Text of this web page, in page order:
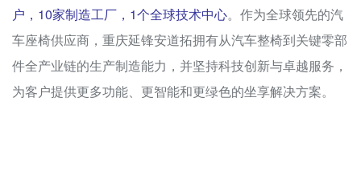
户，10家制造工厂，1个全球技术中心。作为全球领先的汽
车座椅供应商，重庆延锋安道拓拥有从汽车整椅到关键零部
件全产业链的生产制造能力，并坚持科技创新与卓越服务，
为客户提供更多功能、更智能和更绿色的坐享解决方案。